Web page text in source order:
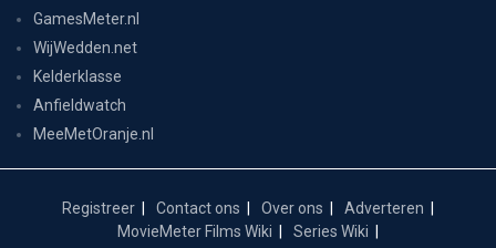
GamesMeter.nl
WijWedden.net
Kelderklasse
Anfieldwatch
MeeMetOranje.nl
Registreer Contact ons Over ons
Adverteren
MovieMeter Films Wiki
Series Wiki